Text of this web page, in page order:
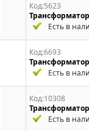
Код:5623
Есть в
Код:6693
Трансформатор
Есть в
Код:10308
Есть в